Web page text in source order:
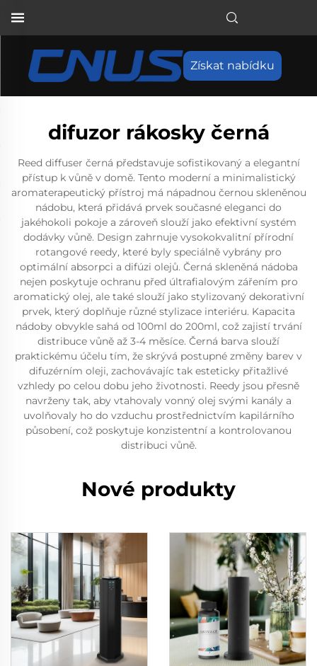
Získat nabídku
difuzor rákosky černá
Reed diffuser černá představuje sofistikovaný a elegantní
přístup k vůně v domě. Tento moderní a minimalistický
aromaterapeutický přístroj má nápadnou černou skleněnou
nádobu, která přidává prvek současné eleganci do
jakéhokoli pokoje a zároveň slouží jako efektivní systém
dodávky vůně. Design zahrnuje vysokokvalitní přírodní
rotangové reedy, které byly speciálně vybrány pro
optimální absorpci a difúzi olejů. Černá skleněná nádoba
nejen poskytuje ochranu před últrafialovým zářením pro
aromatický olej, ale také slouží jako stylizovaný dekorativní
prvek, který doplňuje různé stylizace interiéru. Kapacita
nádoby obvykle sahá od 100ml do 200ml, což zajistí trvání
distribuce vůně až 3-4 měsíce. Černá barva slouží
praktickému účelu tím, že skrývá postupné změny barev v
difuzérním oleji, zachovávajíc tak esteticky přitažlivé
vzhledy po celou dobu jeho životnosti. Reedy jsou přesně
navrženy tak, aby vtahovaly vonný olej svými kanály a
uvolňovaly ho do vzduchu prostřednictvím kapilárního
působení, což poskytuje konzistentní a kontrolovanou
distribuci vůně.
Nové produkty